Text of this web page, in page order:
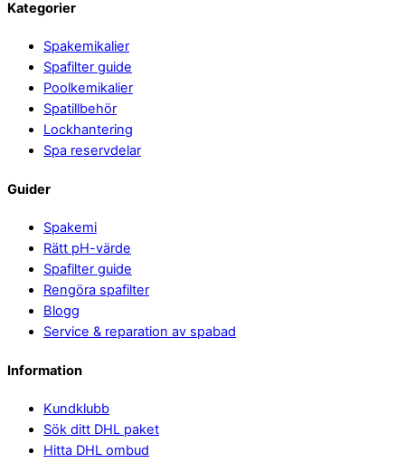
Back
Top
Kategorier
Spakemikalier
Spafilter guide
Poolkemikalier
Spatillbehör
Lockhantering
Spa reservdelar
Guider
Spakemi
Rätt pH-värde
Spafilter guide
Rengöra spafilter
Blogg
Service & reparation av spabad
Information
Kundklubb
Sök ditt DHL paket
Hitta DHL ombud